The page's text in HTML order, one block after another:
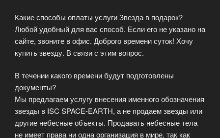
Какие способы оплаты услуги Звезда в подарок?
Любой удобный для вас способ. Если его не указано на
сайте, звоните в офис. Доброго времени суток! Хочу
купить звезду. В связи с этим вопрос.
В течении какого времени будут подготовлены
документы?
Мы предлагаем услугу внесения именного обозначения
звезды в ISC SPACE-EARTH, а не продаем звезды или
другие небесные объекты. Продавать небесные тела
не имеет права ни одна организация в мире, так как